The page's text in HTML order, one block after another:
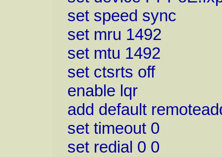
set speed sync
set mru 1492
set mtu 1492
set ctsrts off
enable lqr
add default
set timeout 0
set redial 0 0